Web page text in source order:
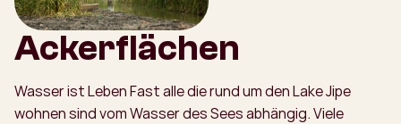
Ackerflächen
Wasser ist Leben Fast alle die rund um den Lake Jipe
wohnen sind vom Wasser des Sees abhängig. Viele